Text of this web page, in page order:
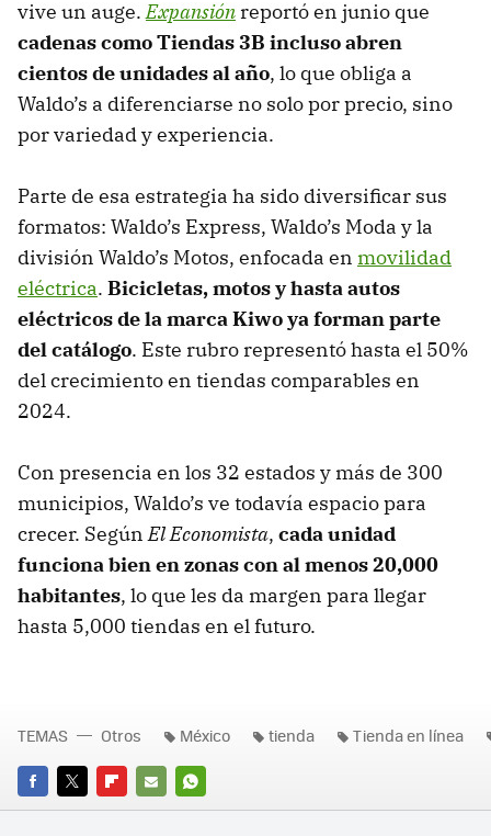
vive un auge.Expansión reportó en junio que
cadenas como Tiendas 3B incluso abren
cientos de unidades al año, lo que obliga a
Waldo’s a diferenciarse no solo por precio, sino
por variedad y experiencia.
Parte de esa estrategia ha sido diversificar sus
formatos: Waldo’s Express, Waldo’s Moda y la
división Waldo’s Motos, enfocada en movilidad
eléctrica. Bicicletas, motos y hasta autos
eléctricos de la marca Kiwo ya forman parte
del catálogo. Este rubro representó hasta el 50%
del crecimiento en tiendas comparables en
2024.
Con presencia en los 32 estados y más de 300
municipios, Waldo’s ve todavía espacio para
crecer. SegúnEl Economista, cada unidad
funciona bien en zonas con al menos 20,000
habitantes, lo que les da margen para llegar
hasta 5,000 tiendas en el futuro.
FACEBOOK
TWITTERFLIPBOARD
E-
WHATSAPP
TEMAS Otros México tienda Tienda en línea